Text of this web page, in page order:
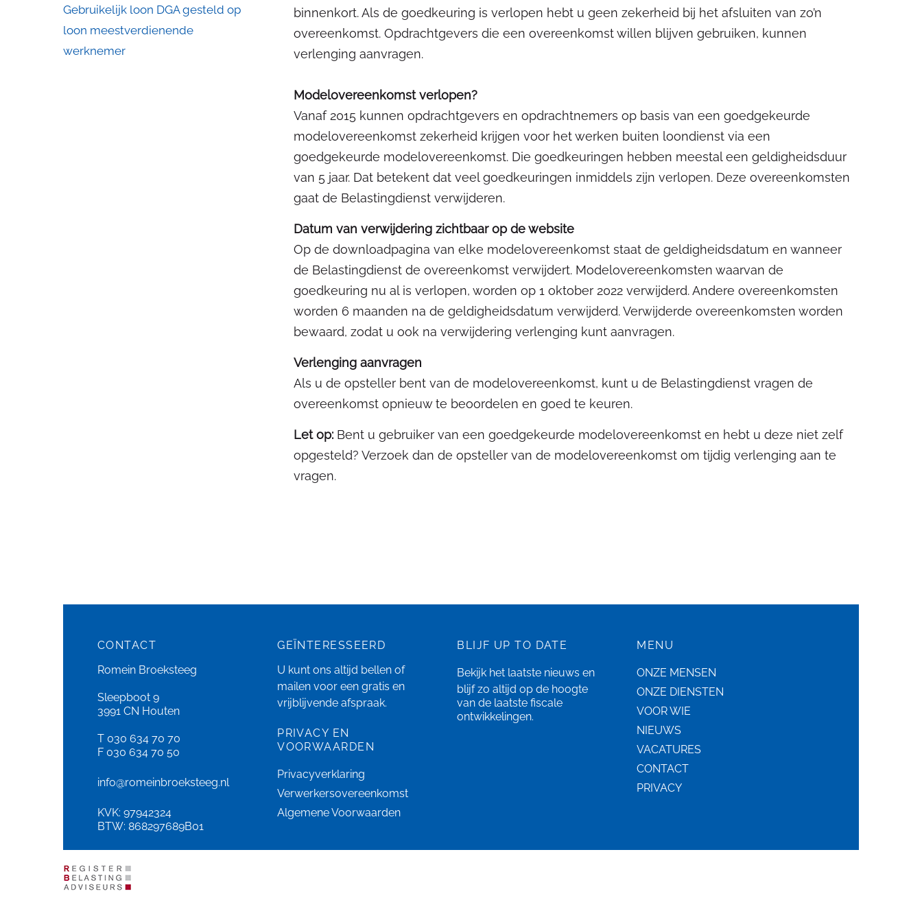
binnenkort. Als de goedkeuring is verlopen hebt u geen zekerheid bij het afsluiten van zo’n
overeenkomst. Opdrachtgevers die een overeenkomst willen blijven gebruiken, kunnen
verlenging aanvragen.
Modelovereenkomst verlopen?
Vanaf 2015 kunnen opdrachtgevers en opdrachtnemers op basis van een goedgekeurde
modelovereenkomst zekerheid krijgen voor het werken buiten loondienst via een
goedgekeurde modelovereenkomst. Die goedkeuringen hebben meestal een geldigheidsduur
van 5 jaar. Dat betekent dat veel goedkeuringen inmiddels zijn verlopen. Deze overeenkomsten
gaat de Belastingdienst verwijderen.
Datum van verwijdering zichtbaar op de website
Op de downloadpagina van elke modelovereenkomst staat de geldigheidsdatum en wanneer
de Belastingdienst de overeenkomst verwijdert. Modelovereenkomsten waarvan de
goedkeuring nu al is verlopen, worden op 1 oktober 2022 verwijderd. Andere overeenkomsten
worden 6 maanden na de geldigheidsdatum verwijderd. Verwijderde overeenkomsten worden
bewaard, zodat u ook na verwijdering verlenging kunt aanvragen.
Verlenging aanvragen
Als u de opsteller bent van de modelovereenkomst, kunt u de Belastingdienst vragen de
overeenkomst opnieuw te beoordelen en goed te keuren.
Let op: Bent u gebruiker van een goedgekeurde modelovereenkomst en hebt u deze niet zelf
opgesteld? Verzoek dan de opsteller van de modelovereenkomst om tijdig verlenging aan te
vragen.
Gebruikelijk loon DGA gesteld op
loon meestverdienende
werknemer
CONTACT
Romein Broeksteeg
Sleepboot 9
3991 CN Houten
T 030 634 70 70
F 030 634 70 50
info@romeinbroeksteeg.nl
KVK: 97942324
BTW: 868297689B01
GEÏNTERESSEERD
U kunt ons altijd bellen of
mailen voor een gratis en
vrijblijvende afspraak.
PRIVACY EN
VOORWAARDEN
Privacyverklaring
Verwerkersovereenkomst
Algemene Voorwaarden
BLIJF UP TO DATE
Bekijk het laatste nieuws en
blijf zo altijd op de hoogte
van de laatste fiscale
ontwikkelingen.
MENU
ONZE MENSEN
ONZE DIENSTEN
VOOR WIE
NIEUWS
VACATURES
CONTACT
PRIVACY